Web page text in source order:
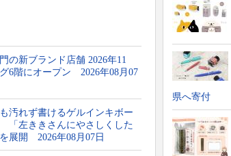
の新ブランド店舗 2026年11
6階にオープン 2026年08月07
汚れず書けるゲルインキボー
「左ききさんにやさしくした
展開 2026年08月07日
県へ寄付